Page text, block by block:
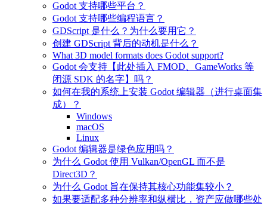
Godot 支持哪些平台？
Godot 支持哪些编程语言？
GDScript 是什么？为什么要用它？
创建 GDScript 背后的动机是什么？
What 3D model formats does Godot support?
Godot 会支持【此处插入 FMOD、GameWorks 等
闭源 SDK 的名字】吗？
如何在我的系统上安装 Godot 编辑器（进行桌面集
成）？
Windows
macOS
Linux
Godot 编辑器是绿色应用吗？
为什么 Godot 使用 Vulkan/OpenGL 而不是
Direct3D？
为什么 Godot 旨在保持其核心功能集较小？
如果要适配多种分辨率和纵横比，资产应做哪些处